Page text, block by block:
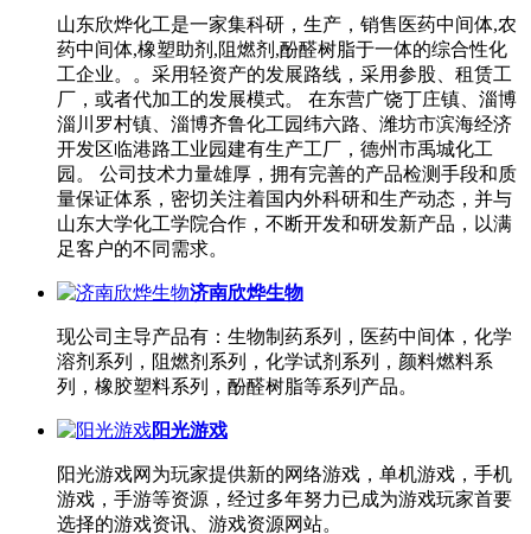
山东欣烨化工是一家集科研，生产，销售医药中间体,农
药中间体,橡塑助剂,阻燃剂,酚醛树脂于一体的综合性化
工企业。。采用轻资产的发展路线，采用参股、租赁工
厂，或者代加工的发展模式。 在东营广饶丁庄镇、淄博
淄川罗村镇、淄博齐鲁化工园纬六路、潍坊市滨海经济
开发区临港路工业园建有生产工厂，德州市禹城化工
园。 公司技术力量雄厚，拥有完善的产品检测手段和质
量保证体系，密切关注着国内外科研和生产动态，并与
山东大学化工学院合作，不断开发和研发新产品，以满
足客户的不同需求。
济南欣烨生物
现公司主导产品有：生物制药系列，医药中间体，化学
溶剂系列，阻燃剂系列，化学试剂系列，颜料燃料系
列，橡胶塑料系列，酚醛树脂等系列产品。
阳光游戏
阳光游戏网为玩家提供新的网络游戏，单机游戏，手机
游戏，手游等资源，经过多年努力已成为游戏玩家首要
选择的游戏资讯、游戏资源网站。